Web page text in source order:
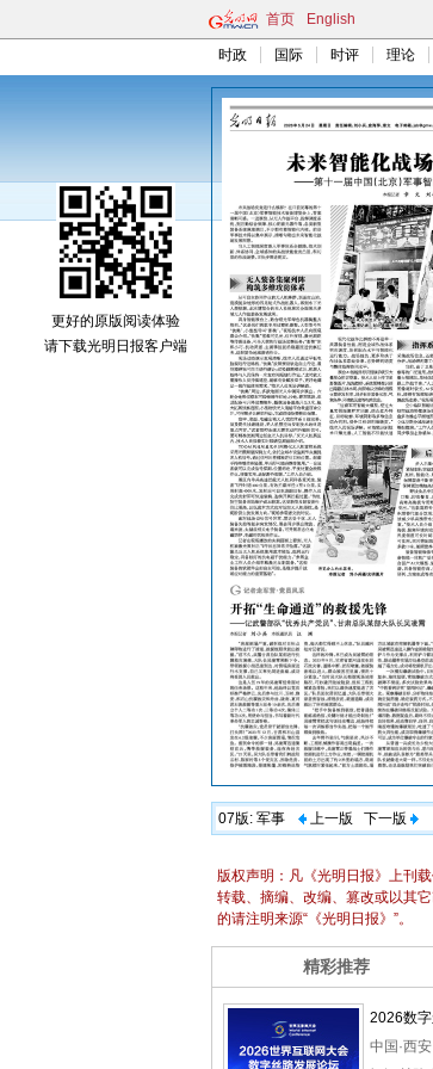
首页 English
时政 国际 时评 理论
07版: 军事 上一版 下一版
更好的原版阅读体验
请下载光明日报客户端